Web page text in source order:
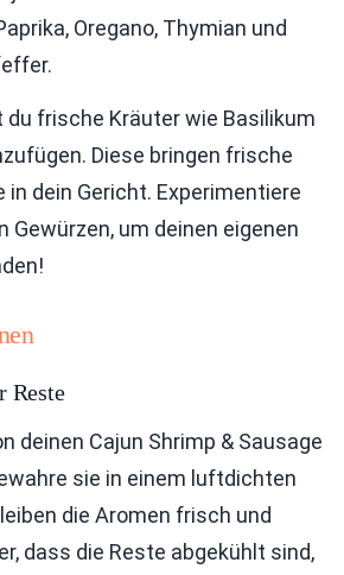
Oregano, Thymian und
frische Kräuter wie Basilikum
Diese bringen frische
in dein Gericht. Experimentiere
Gewürzen, um deinen eigenen
Reste
deinen Cajun Shrimp & Sausage
sie in einem luftdichten
die Aromen frisch und
dass die Reste abgekühlt sind,